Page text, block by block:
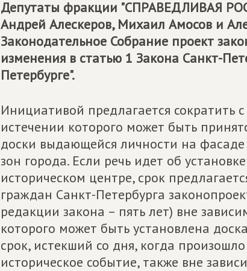
Депутаты фракции "СПРАВЕДЛИВАЯ
Андрей Алескеров, Михаил Амосов и
Законодательное Собрание проект
изменения в статью 1 Закона Санкт-
Петербурге".
Инициативой предлагается сократить
истечении которого может быть
доски выдающейся личности на
зон города. Если речь идет об
историческом центре, срок
граждан Санкт-Петербурга
редакции закона – пять лет) вне
которого может быть установлена
срок, истекший со дня, когда
историческое событие, также вне